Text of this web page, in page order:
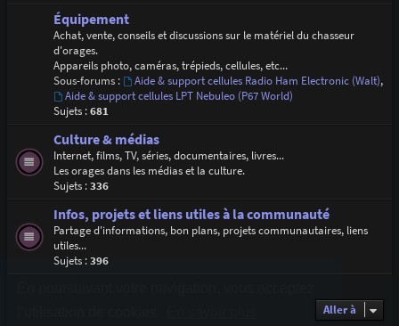
Équipement
Achat, vente, conseils et discussions sur le matériel du chasseur
d'orages.
Appareils photo, caméras, trépieds, cellules, etc...
Sous-forums :
Aide & support cellules Radio Ham Electronic (Walt),
Aide & support cellules LPT Nebuleo (P67 World)
Sujets :681
Culture & médias
Internet, films, TV, séries, documentaires, livres...
Les orages dans les médias et la culture.
Sujets :336
Infos, projets et liens utiles à la communauté
Partage d'informations, bon plans, projets communautaires, liens
utiles...
Sujets :396
Aller à